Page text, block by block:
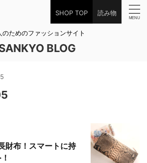
SHOP TOP 読み物
のためのファッションサイト
BLOG
財布！スマートに持